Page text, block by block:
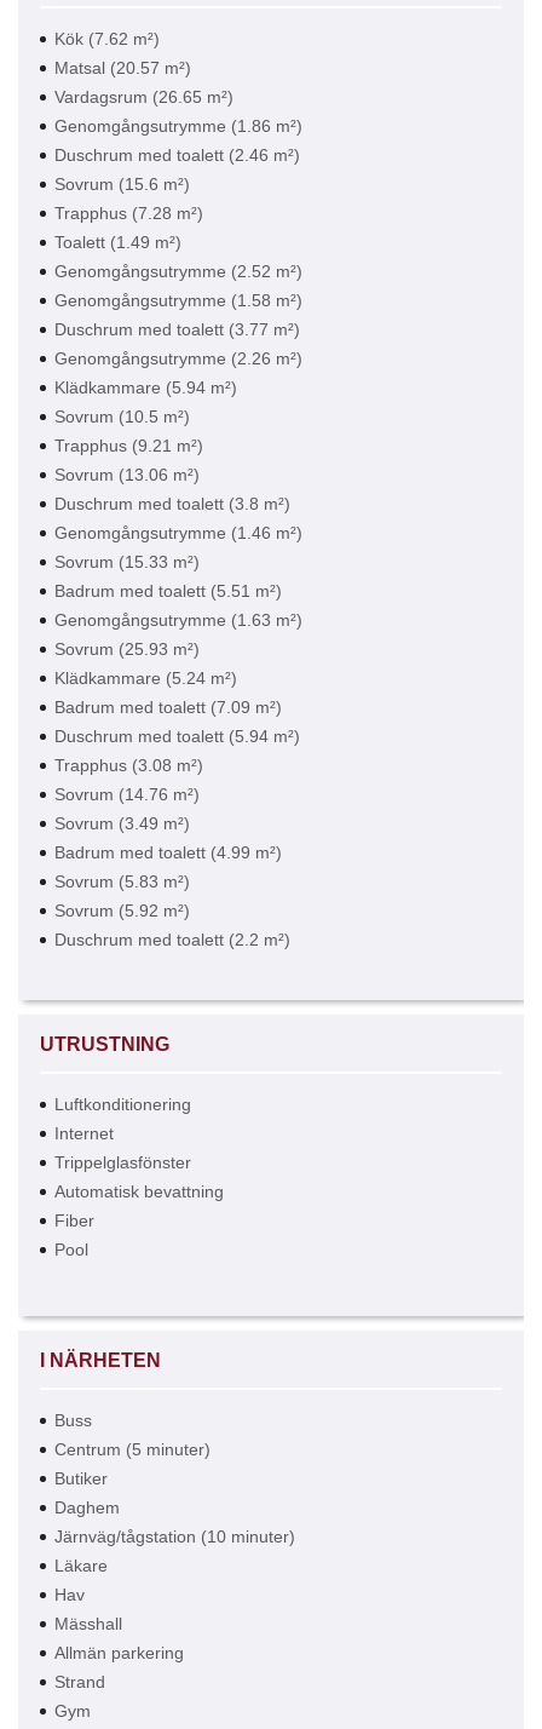
Kök (7.62 m²)
Matsal (20.57 m²)
Vardagsrum (26.65 m²)
Genomgångsutrymme (1.86 m²)
Duschrum med toalett (2.46 m²)
Sovrum (15.6 m²)
Trapphus (7.28 m²)
Toalett (1.49 m²)
Genomgångsutrymme (2.52 m²)
Genomgångsutrymme (1.58 m²)
Duschrum med toalett (3.77 m²)
Genomgångsutrymme (2.26 m²)
Klädkammare (5.94 m²)
Sovrum (10.5 m²)
Trapphus (9.21 m²)
Sovrum (13.06 m²)
Duschrum med toalett (3.8 m²)
Genomgångsutrymme (1.46 m²)
Sovrum (15.33 m²)
Badrum med toalett (5.51 m²)
Genomgångsutrymme (1.63 m²)
Sovrum (25.93 m²)
Klädkammare (5.24 m²)
Badrum med toalett (7.09 m²)
Duschrum med toalett (5.94 m²)
Trapphus (3.08 m²)
Sovrum (14.76 m²)
Sovrum (3.49 m²)
Badrum med toalett (4.99 m²)
Sovrum (5.83 m²)
Sovrum (5.92 m²)
Duschrum med toalett (2.2 m²)
UTRUSTNING
Luftkonditionering
Internet
Trippelglasfönster
Automatisk bevattning
Fiber
Pool
I NÄRHETEN
Buss
Centrum (5 minuter)
Butiker
Daghem
Järnväg/tågstation (10 minuter)
Läkare
Hav
Mässhall
Allmän parkering
Strand
Gym